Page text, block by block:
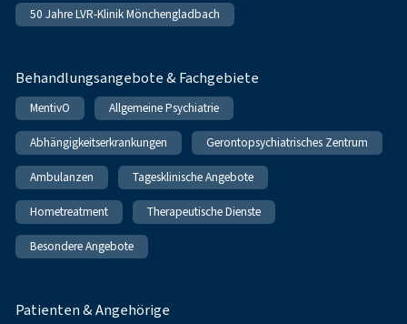
50 Jahre LVR-Klinik Mönchengladbach
Behandlungsangebote & Fachgebiete
MentivO Allgemeine Psychiatrie
Abhängigkeitserkrankungen Gerontopsychiatrisches Zentrum
Ambulanzen Tagesklinische Angebote
Hometreatment Therapeutische Dienste
Besondere Angebote
Patienten & Angehörige